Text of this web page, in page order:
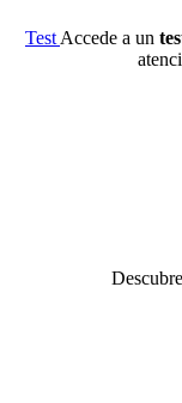
Test Accede a un